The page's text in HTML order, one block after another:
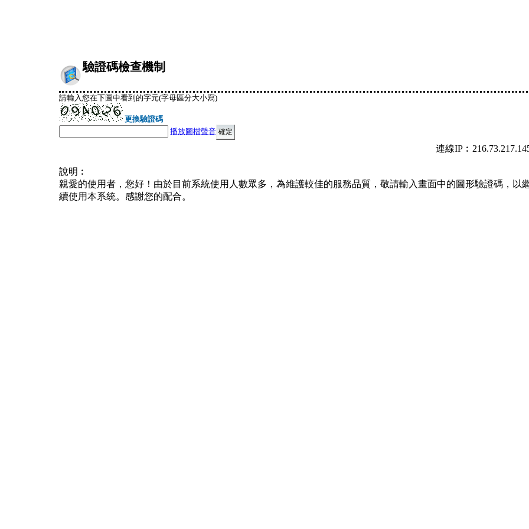
驗證碼檢查機制
請輸入您在下圖中看到的字元(字母區分大小寫)
更換驗證碼
播放圖檔聲音
連線
說明︰
親愛的使用者，您好！由於目前系統使用人數眾多，為維護較佳的服務品質，敬請輸入畫面中的圖形驗證碼，以
續使用本系統。感謝您的配合。